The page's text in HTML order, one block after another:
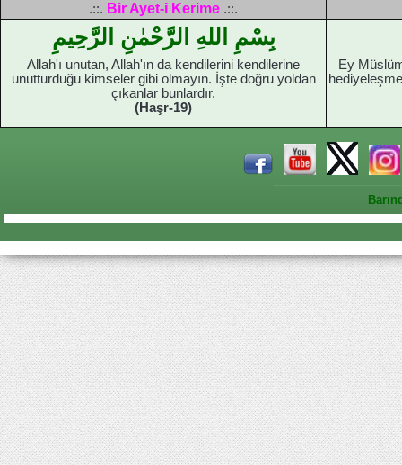
.::. Bir Ayet-i Kerime .::.
بِسْمِ اللهِ الرَّحْمٰنِ الرَّحِيمِ
Allah'ı unutan, Allah'ın da kendilerini kendilerine
unutturduğu kimseler gibi olmayın. İşte doğru yoldan
çıkanlar bunlardır.
(Haşr-19)
Ey